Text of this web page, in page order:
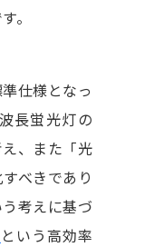
。
仕様となっ
長蛍光灯の
、また「光
べきであり
考えに基づ
という高効率